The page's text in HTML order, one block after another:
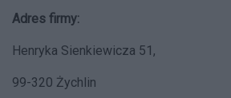
Adres firmy:
Henryka Sienkiewicza 51,
99-320 Żychlin